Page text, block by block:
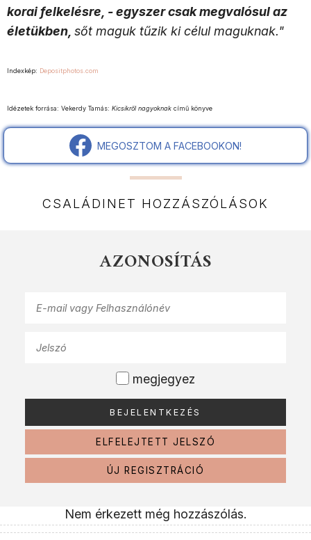
korai felkelésre, - egyszer csak megvalósul az
életükben, sőt maguk tűzik ki célul maguknak."
Indexkép: Depositphotos.com
Idézetek forrása: Vekerdy Tamás: Kicsikről nagyoknak című könyve
MEGOSZTOM A FACEBOOKON!
CSALÁDINET HOZZÁSZÓLÁSOK
AZONOSÍTÁS
megjegyez
ELFELEJTETT JELSZÓ
ÚJ REGISZTRÁCIÓ
Nem érkezett még hozzászólás.